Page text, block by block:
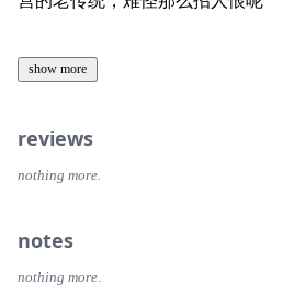
际饭店、大光明电影院、绿房子、孙科别墅
中东铁路：原称东省铁路，1896年由俄国
东北近代史。
三国干涉还辽：1895年甲午战争结束后，
压，迫使日本归还割占的辽东半岛。此次事
日俄战争（1904—1905）：俄国与日本为争
彻底改写东北亚地缘政治格局。
监制：许楠
剪辑：沈伟
编辑：邓纯
2026年9月2日-14日，中青耀悦旗下文化旅
人」嘉宾王凯带队同行。
称荀卿；西汉为避汉宣帝刘询名讳，“荀”“
【本期提及书籍】
Enhancement Project），作者：[德] 迈克尔·
商务合作：info@owsfoundation.com
出品方：单向街基金会
原本》，主持修订《崇祯历书》，编纂《农
祖大寿（？—1656）明末辽东总兵，吴三桂
焕守宁远、锦州，参与宁远、宁锦大捷。崇
崇祯三年（1630）起事，转战陕豫皖楚川等
浒兵败后两度经略辽东，整饬军备、提出"
show more
reviews
nothing more.
notes
nothing more.